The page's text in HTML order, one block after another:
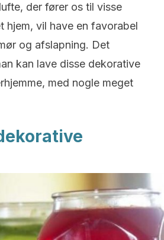
der fører os til visse
hjem, vil have en favorabel
og afslapning. Det
kan lave disse dekorative
med nogle meget